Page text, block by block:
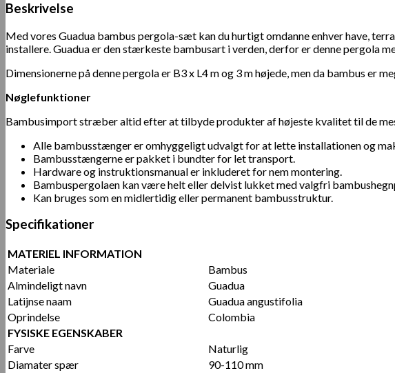
Beskrivelse
Med vores Guadua bambus pergola-sæt kan du hurtigt omdanne enhver have,
installere. Guadua er den stærkeste bambusart i verden, derfor er denne pergola
Dimensionerne på denne pergola er B3 x L4 m og 3 m højede, men da bambus er
Nøglefunktioner
Bambusimport stræber altid efter at tilbyde produkter af højeste kvalitet til de
Alle bambusstænger er omhyggeligt udvalgt for at lette installationen og
Bambusstængerne er pakket i bundter for let transport.
Hardware og instruktionsmanual er inkluderet for nem montering.
Bambuspergolaen kan være helt eller delvist lukket med valgfri
Kan bruges som en midlertidig eller permanent bambusstruktur.
Specifikationer
MATERIEL INFORMATION
Materiale
Bambus
Almindeligt navn
Guadua
Latijnse naam
Guadua angustifolia
Oprindelse
Colombia
FYSISKE EGENSKABER
Farve
Naturlig
Diamater spær
90-110 mm